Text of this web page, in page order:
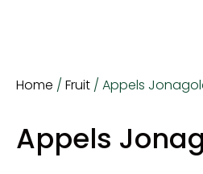
Home / Fruit / Appels
Appels